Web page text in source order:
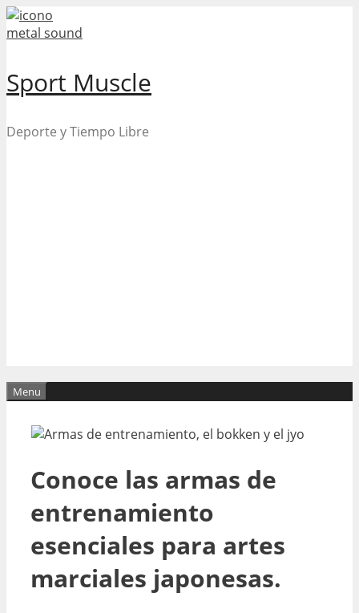
Skip
to
Sport Muscle
Deporte y Tiempo Libre
Menu
Conoce las armas de
entrenamiento
esenciales para artes
marciales japonesas.